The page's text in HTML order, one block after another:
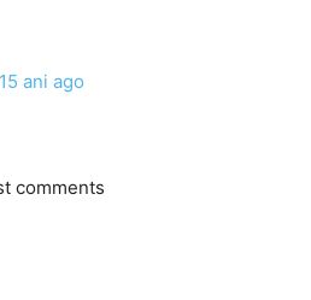
15 ani ago
comments